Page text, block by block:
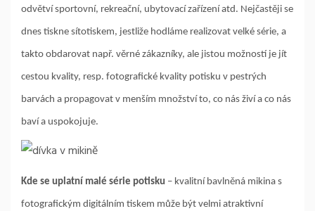
odvětví sportovní, rekreační, ubytovací zařízení atd. Nejčastěji se
dnes tiskne sítotiskem, jestliže hodláme realizovat velké série, a
takto obdarovat např. věrné zákazníky, ale jistou možností je jít
cestou kvality, resp. fotografické kvality potisku v pestrých
barvách a propagovat v menším množství to, co nás živí a co nás
baví a uspokojuje.
Kde se uplatní malé série potisku – kvalitní bavlněná mikina s
fotografickým digitálním tiskem může být velmi atraktivní